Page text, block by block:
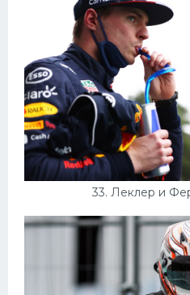
33. Леклер и